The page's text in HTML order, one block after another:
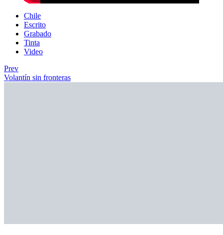
Chile
Escrito
Grabado
Tinta
Video
Prev
Volantín sin fronteras